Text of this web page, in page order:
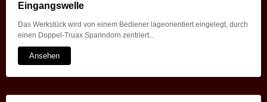
Eingangswelle
Das Werkstück wird von einem Bediener lageorientiert eingelegt, durch
einen Doppel-Truax Spanndorn zentriert...
Ansehen